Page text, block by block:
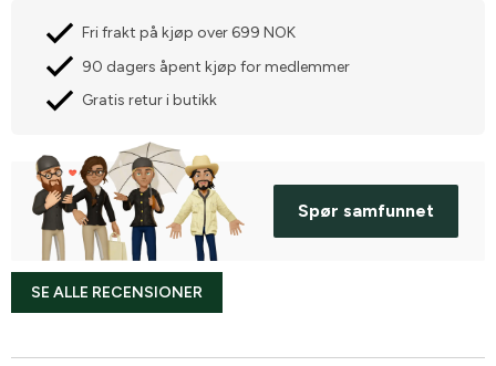
Fri frakt på kjøp over 699 NOK
90 dagers åpent kjøp for medlemmer
Gratis retur i butikk
Spør samfunnet
SE ALLE RECENSIONER